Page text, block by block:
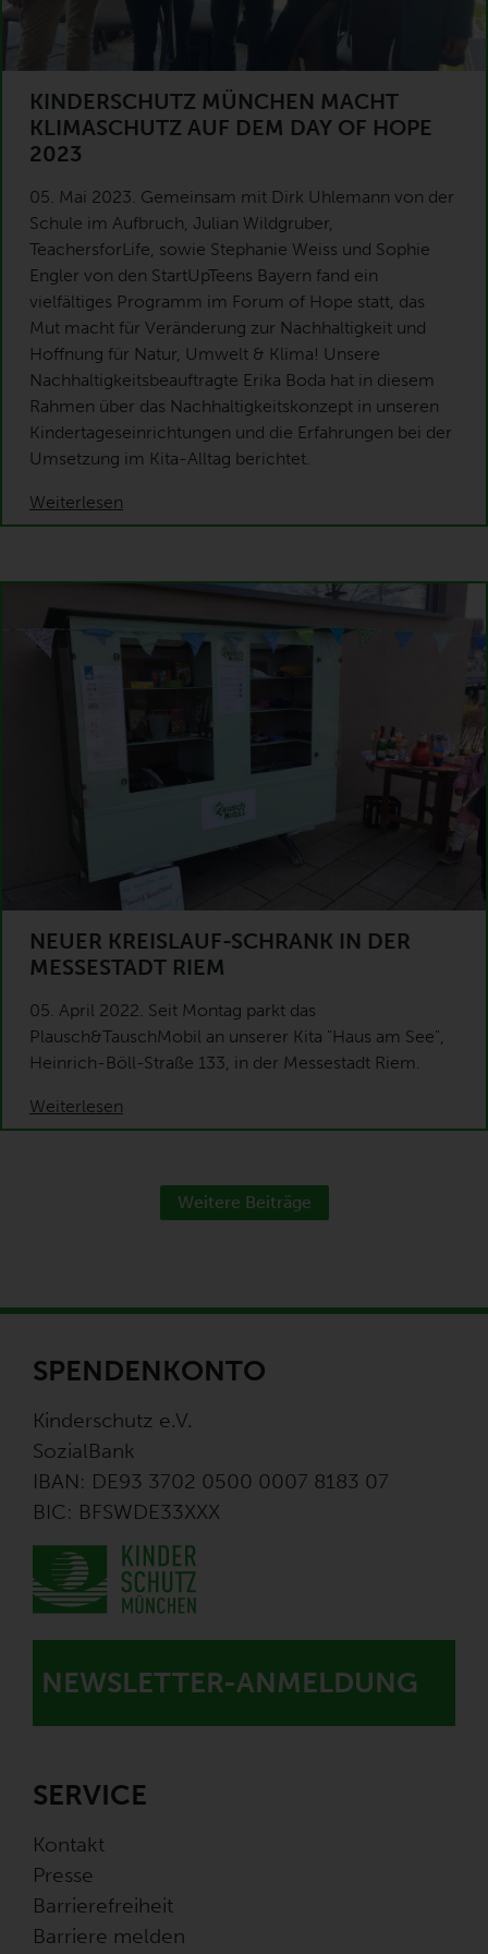
KINDERSCHUTZ MÜNCHEN MACHT
KLIMASCHUTZ AUF DEM DAY OF HOPE
2023
05. Mai 2023. Gemeinsam mit Dirk Uhlemann von der
Schule im Aufbruch, Julian Wildgruber,
TeachersforLife, sowie Stephanie Weiss und Sophie
Engler von den StartUpTeens Bayern fand ein
vielfältiges Programm im Forum of Hope statt, das
Mut macht für Veränderung zur Nachhaltigkeit und
Hoffnung für Natur, Umwelt & Klima! Unsere
Nachhaltigkeitsbeauftragte Erika Boda hat in diesem
Rahmen über das Nachhaltigkeitskonzept in unseren
Kindertageseinrichtungen und die Erfahrungen bei der
Umsetzung im Kita-Alltag berichtet.
Weiterlesen
NEUER KREISLAUF-SCHRANK IN DER
MESSESTADT RIEM
05. April 2022. Seit Montag parkt das
Plausch&TauschMobil an unserer Kita "Haus am See",
Heinrich-Böll-Straße 133, in der Messestadt Riem.
Weiterlesen
Weitere Beiträge
SPENDENKONTO
Kinderschutz e.V.
SozialBank
IBAN: DE93 3702 0500 0007 8183 07
BIC: BFSWDE33XXX
NEWSLETTER-ANMELDUNG
SERVICE
Kontakt
Presse
Barrierefreiheit
Barriere melden